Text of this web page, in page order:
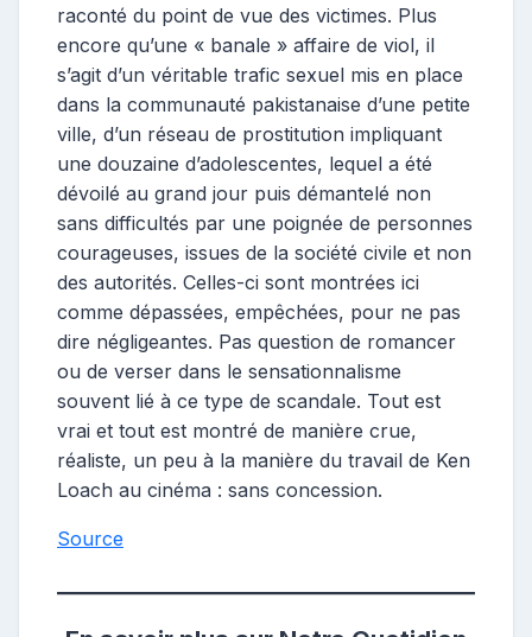
raconté du point de vue des victimes. Plus
encore qu’une « banale » affaire de viol, il
s’agit d’un véritable trafic sexuel mis en place
dans la communauté pakistanaise d’une petite
ville, d’un réseau de prostitution impliquant
une douzaine d’adolescentes, lequel a été
dévoilé au grand jour puis démantelé non
sans difficultés par une poignée de personnes
courageuses, issues de la société civile et non
des autorités. Celles-ci sont montrées ici
comme dépassées, empêchées, pour ne pas
dire négligeantes. Pas question de romancer
ou de verser dans le sensationnalisme
souvent lié à ce type de scandale. Tout est
vrai et tout est montré de manière crue,
réaliste, un peu à la manière du travail de Ken
Loach au cinéma : sans concession.
Source